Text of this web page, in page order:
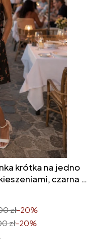
krótka na jedno
czarna w
róże
zł-20%
zł-20%